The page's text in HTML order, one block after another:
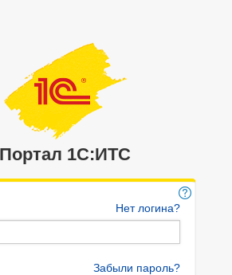
Портал 1C:ИТС
Нет логина?
Забыли пароль?